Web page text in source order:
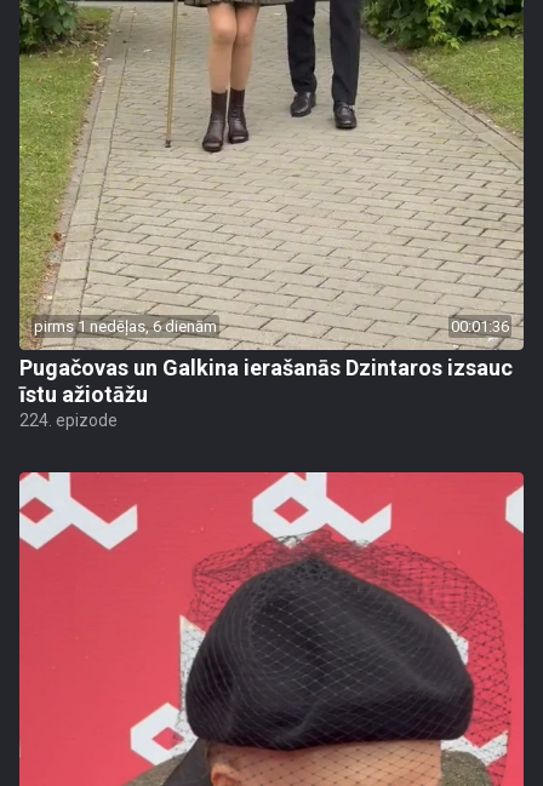
pirms 1 nedēļas, 6 dienām 00:01:36
Pugačovas un Galkina ierašanās Dzintaros izsauc
īstu ažiotāžu
224. epizode